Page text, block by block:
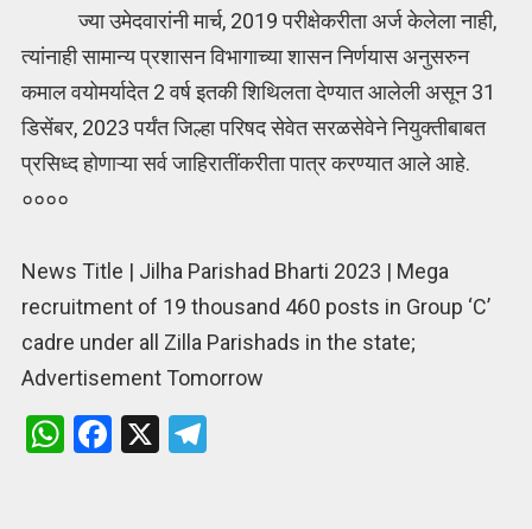
ज्या उमेदवारांनी मार्च, 2019 परीक्षेकरीता अर्ज केलेला नाही,
त्यांनाही सामान्य प्रशासन विभागाच्या शासन निर्णयास अनुसरुन
कमाल वयोमर्यादेत 2 वर्ष इतकी शिथिलता देण्यात आलेली असून 31
डिसेंबर, 2023 पर्यंत जिल्हा परिषद सेवेत सरळसेवेने नियुक्तीबाबत
प्रसिध्द होणाऱ्या सर्व जाहिरातींकरीता पात्र करण्यात आले आहे.
००००
News Title | Jilha Parishad Bharti 2023 | Mega
recruitment of 19 thousand 460 posts in Group ‘C’
cadre under all Zilla Parishads in the state;
Advertisement Tomorrow
W F X T